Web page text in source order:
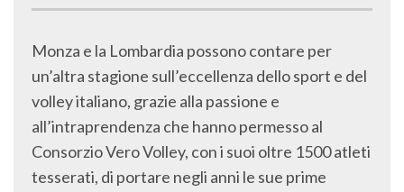
Monza e la Lombardia possono contare per
un’altra stagione sull’eccellenza dello sport e del
volley italiano, grazie alla passione e
all’intraprendenza che hanno permesso al
Consorzio Vero Volley, con i suoi oltre 1500 atleti
tesserati, di portare negli anni le sue prime